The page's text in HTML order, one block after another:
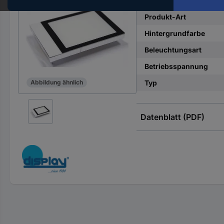
Abbildung ähnlich
Produkt-Art
Hintergrundfarbe
Beleuchtungsart
Betriebsspannung
Typ
Datenblatt (PDF)